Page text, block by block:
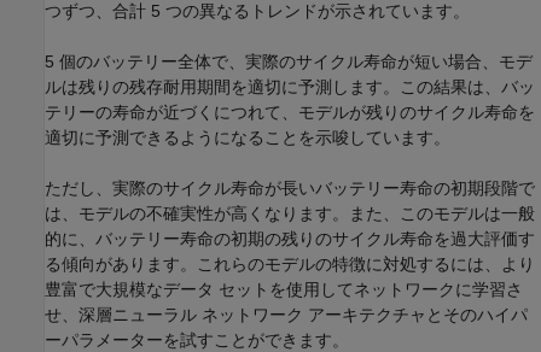
つずつ、合計 5 つの異なるトレンドが示されています。
5 個のバッテリー全体で、実際のサイクル寿命が短い場合、モデ
ルは残りの残存耐用期間を適切に予測します。この結果は、バッ
テリーの寿命が近づくにつれて、モデルが残りのサイクル寿命を
適切に予測できるようになることを示唆しています。
ただし、実際のサイクル寿命が長いバッテリー寿命の初期段階で
は、モデルの不確実性が高くなります。また、このモデルは一般
的に、バッテリー寿命の初期の残りのサイクル寿命を過大評価す
る傾向があります。これらのモデルの特徴に対処するには、より
豊富で大規模なデータ セットを使用してネットワークに学習さ
せ、深層ニューラル ネットワーク アーキテクチャとそのハイパ
ーパラメーターを試すことができます。